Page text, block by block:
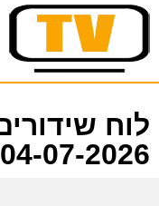
04-07-2026